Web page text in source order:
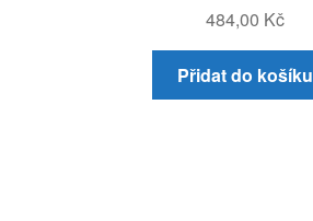
484,00 Kč
Přidat do košíku